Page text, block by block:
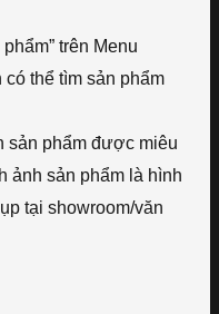
trên Menu
thể tìm sản phẩm
sản phẩm được miêu
ảnh sản phẩm là hình
tại showroom/văn